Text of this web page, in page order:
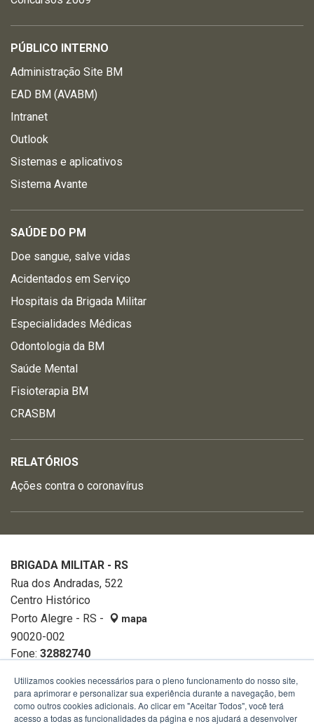
PÚBLICO INTERNO
Administração Site BM
EAD BM (AVABM)
Intranet
Outlook
Sistemas e aplicativos
Sistema Avante
SAÚDE DO PM
Doe sangue, salve vidas
Acidentados em Serviço
Hospitais da Brigada Militar
Especialidades Médicas
Odontologia da BM
Saúde Mental
Fisioterapia BM
CRASBM
RELATÓRIOS
Ações contra o coronavírus
BRIGADA MILITAR - RS
Rua dos Andradas, 522
Centro Histórico
Porto Alegre - RS -
mapa
90020-002
Fone: 32882740
Utilizamos cookies necessários para o pleno funcionamento do nosso site,
para aprimorar e personalizar sua experiência durante a navegação, bem
como outros cookies adicionais. Ao clicar em "Aceitar Todos", você terá
acesso a todas as funcionalidades da página e nos ajudará a desenvolver